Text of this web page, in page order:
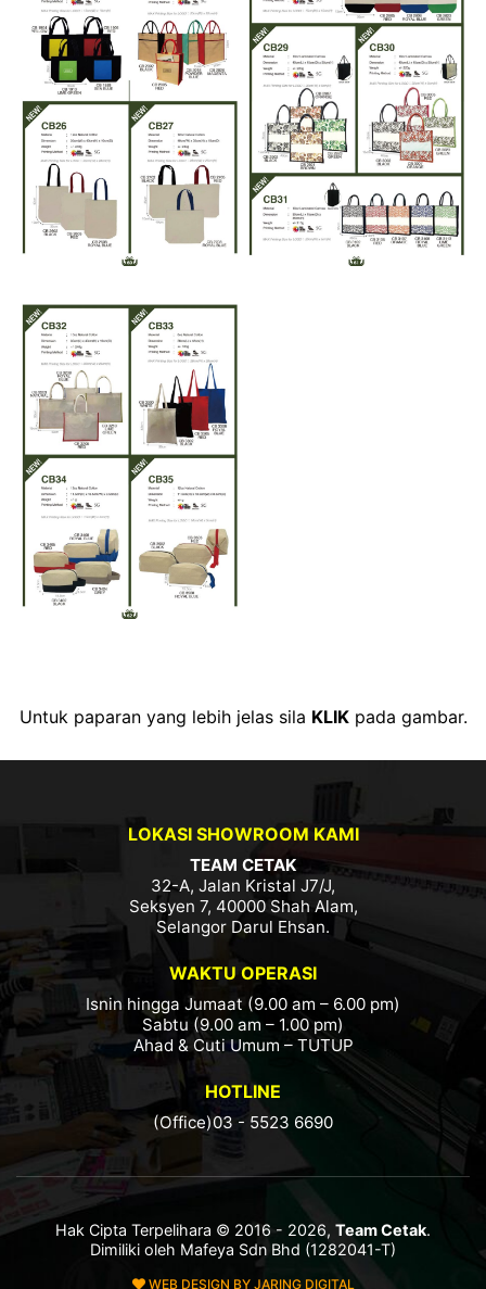
Untuk paparan yang lebih jelas sila KLIKpada gambar.
LOKASI SHOWROOM KAMI
TEAM CETAK
32-A, Jalan Kristal J7/J,
Seksyen 7, 40000 Shah Alam,
Selangor Darul Ehsan.
WAKTU OPERASI
Isnin hingga Jumaat (9.00 am – 6.00 pm)
Sabtu (9.00 am – 1.00 pm)
Ahad & Cuti Umum – TUTUP
HOTLINE
(Office)03 - 5523 6690
Hak Cipta Terpelihara © 2016 - 2026, Team Cetak.
Dimiliki oleh Mafeya Sdn Bhd (1282041-T)
WEB DESIGN BY JARING DIGITAL